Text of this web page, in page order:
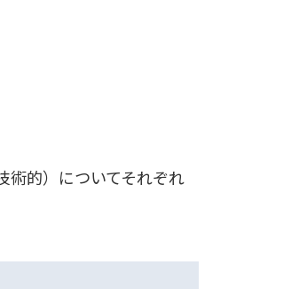
的）についてそれぞれ